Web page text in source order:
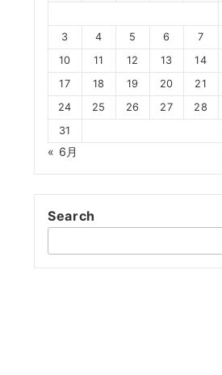
3
4 5 6 7
10
11 12 13 14
17
18 19 20 21
24
25 26 27 28
31
« 6月
Search
索：